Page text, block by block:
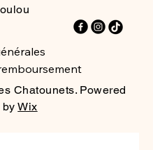
Chatounets. Powered
Wix